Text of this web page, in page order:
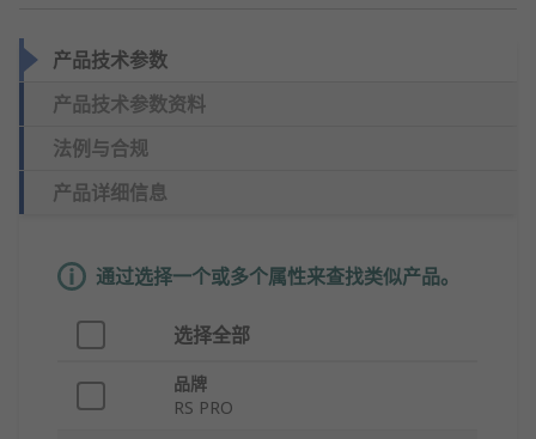
产品技术参数
产品技术参数资料
法例与合规
产品详细信息
通过选择一个或多个属性来查找类似产品。
选择全部
品牌
RS PRO